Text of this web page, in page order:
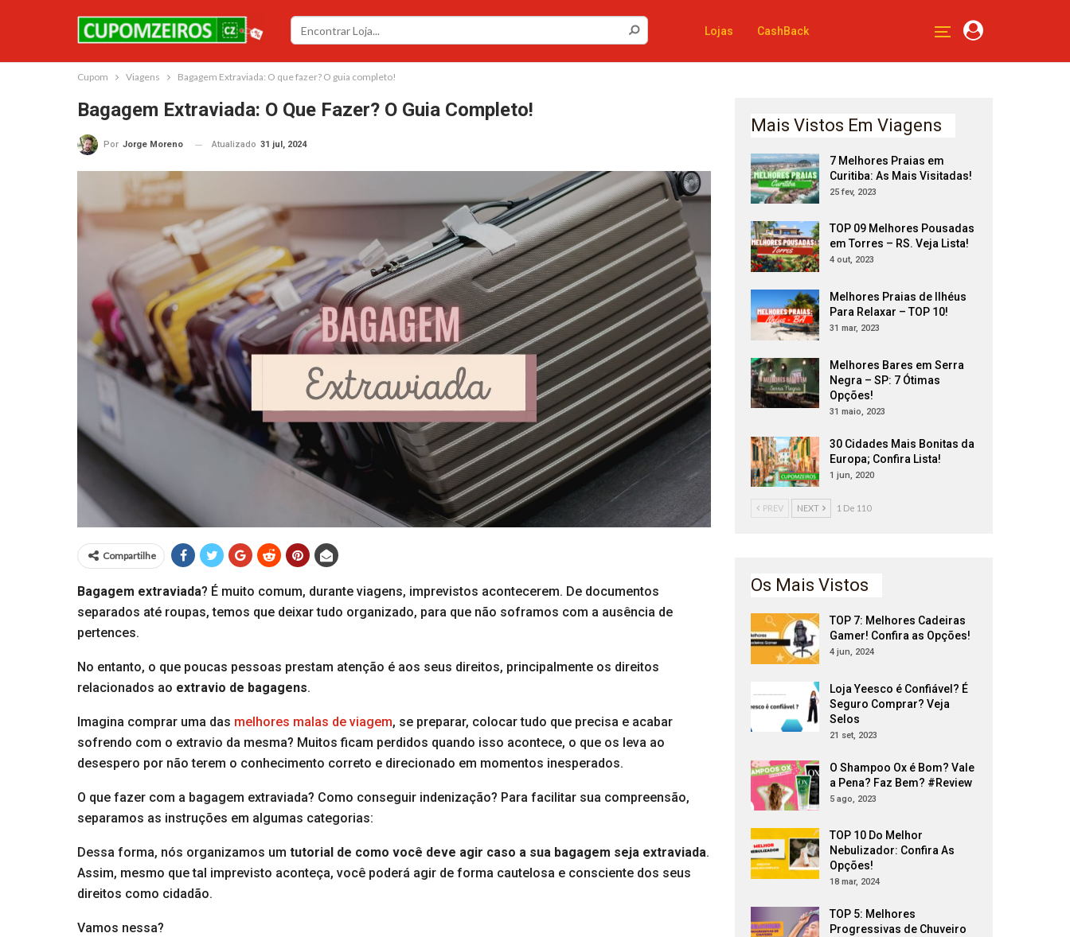
Lojas CashBack
Cupom Viagens Bagagem Extraviada: O que fazer? O guia completo!
Bagagem Extraviada: O Que Fazer? O Guia Completo!
Por Jorge Moreno Atualizado 31 jul, 2024
Compartilhe
Bagagem extraviada? É muito comum, durante viagens, imprevistos acontecerem. De documentos
separados até roupas, temos que deixar tudo organizado, para que não soframos com a ausência de
pertences.
No entanto, o que poucas pessoas prestam atenção é aos seus direitos, principalmente os direitos
relacionados ao extravio de bagagens.
Imagina comprar uma das melhores malas de viagem, se preparar, colocar tudo que precisa e acabar
sofrendo com o extravio da mesma? Muitos ficam perdidos quando isso acontece, o que os leva ao
desespero por não terem o conhecimento correto e direcionado em momentos inesperados.
O que fazer com a bagagem extraviada? Como conseguir indenização? Para facilitar sua compreensão,
separamos as instruções em algumas categorias:
Dessa forma, nós organizamos um tutorial de como você deve agir caso a sua bagagem seja extraviada.
Assim, mesmo que tal imprevisto aconteça, você poderá agir de forma cautelosa e consciente dos seus
direitos como cidadão.
Vamos nessa?
Mais Vistos Em Viagens
7 Melhores Praias em
Curitiba: As Mais Visitadas!
25 fev, 2023
TOP 09 Melhores Pousadas
em Torres – RS. Veja Lista!
4 out, 2023
Melhores Praias de Ilhéus
Para Relaxar – TOP 10!
31 mar, 2023
Melhores Bares em Serra
Negra – SP: 7 Ótimas
Opções!
31 maio, 2023
30 Cidades Mais Bonitas da
Europa; Confira Lista!
1 jun, 2020
PREV NEXT 1 De 110
Os Mais Vistos
TOP 7: Melhores Cadeiras
Gamer! Confira as Opções!
4 jun, 2024
Loja Yeesco é Confiável? É
Seguro Comprar? Veja
Selos
21 set, 2023
O Shampoo Ox é Bom? Vale
a Pena? Faz Bem? #Review
5 ago, 2023
TOP 10 Do Melhor
Nebulizador: Confira As
Opções!
18 mar, 2024
TOP 5: Melhores
Progressivas de Chuveiro